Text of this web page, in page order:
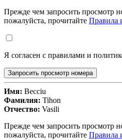
Прежде чем запросить просмотр
пожалуйста, прочитайте Правила
Я согласен с правилами и
Запросить просмотр номера
Имя: Becciu
Фамилия: Tihon
Отчество: Vasili
Прежде чем запросить просмотр
пожалуйста, прочитайте Правила